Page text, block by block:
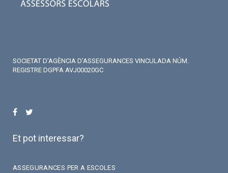
SOCIETAT D’AGÈNCIA D’ASSEGURANCES VINCULADA NÚM.
REGISTRE DGPFA AVJ00020GC
Et pot interessar?
ASSEGURANCES PER A ESCOLES